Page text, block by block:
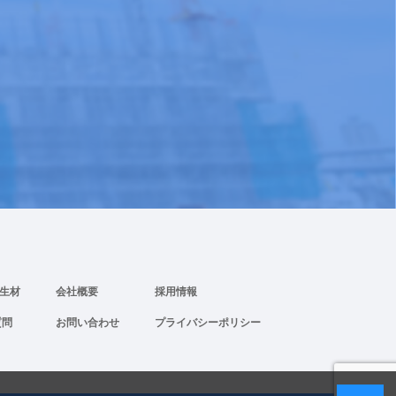
材 会社概要
お問い合わせ
採用情報
プライバシーポリシー